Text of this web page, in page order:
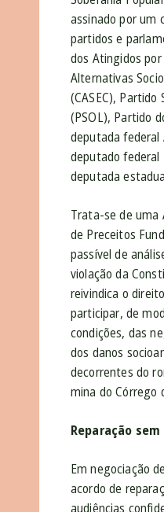
assinado por um
partidos e
dos Atingidos
Alternativas
(CASEC), Partido
(PSOL), Partido
deputada federal
deputado federal
deputada
Trata-se de uma
de Preceitos
passível de
violação da
reivindica o
participar, de
condições, das
dos danos
decorrentes do
mina do Córrego
Reparação
Em negociação
acordo de
audiências